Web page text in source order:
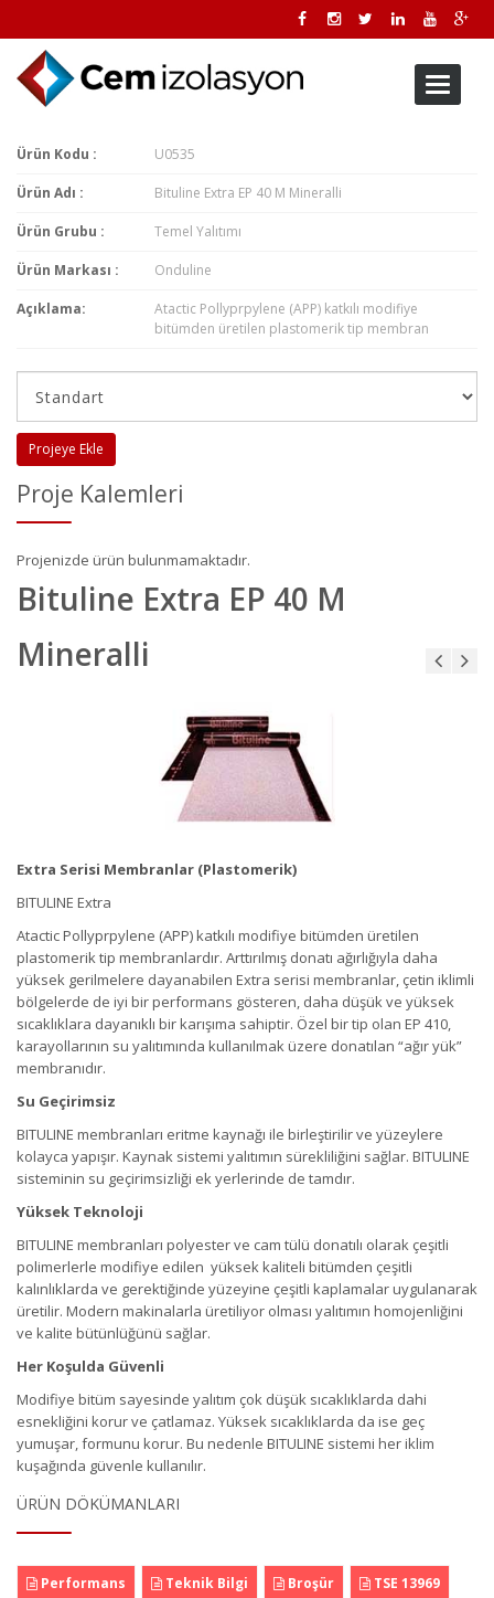
Toggle
Ürün Kodu : U0535
Ürün Adı : Bituline Extra EP 40 M Mineralli
Ürün Grubu : Temel Yalıtımı
Ürün Markası : Onduline
Açıklama:
Atactic Pollyprpylene (APP) katkılı modifiye
bitümden üretilen plastomerik tip membran
Projeye Ekle
Proje Kalemleri
Projenizde ürün bulunmamaktadır.
Bituline Extra EP 40 M
Mineralli
Extra Serisi Membranlar (Plastomerik)
BITULINE Extra
Atactic Pollyprpylene (APP) katkılı modifiye bitümden üretilen
plastomerik tip membranlardır. Arttırılmış donatı ağırlığıyla daha
yüksek gerilmelere dayanabilen Extra serisi membranlar, çetin iklimli
bölgelerde de iyi bir performans gösteren, daha düşük ve yüksek
sıcaklıklara dayanıklı bir karışıma sahiptir. Özel bir tip olan EP 410,
karayollarının su yalıtımında kullanılmak üzere donatılan “ağır yük”
membranıdır.
Su Geçirimsiz
BITULINE membranları eritme kaynağı ile birleştirilir ve yüzeylere
kolayca yapışır. Kaynak sistemi yalıtımın sürekliliğini sağlar. BITULINE
sisteminin su geçirimsizliği ek yerlerinde de tamdır.
Yüksek Teknoloji
BITULINE membranları polyester ve cam tülü donatılı olarak çeşitli
polimerlerle modifiye edilen yüksek kaliteli bitümden çeşitli
kalınlıklarda ve gerektiğinde yüzeyine çeşitli kaplamalar uygulanarak
üretilir. Modern makinalarla üretiliyor olması yalıtımın homojenliğini
ve kalite bütünlüğünü sağlar.
Her Koşulda Güvenli
Modifiye bitüm sayesinde yalıtım çok düşük sıcaklıklarda dahi
esnekliğini korur ve çatlamaz. Yüksek sıcaklıklarda da ise geç
yumuşar, formunu korur. Bu nedenle BITULINE sistemi her iklim
kuşağında güvenle kullanılır.
ÜRÜN DÖKÜMANLARI
Performans Teknik Bilgi Broşür TSE 13969